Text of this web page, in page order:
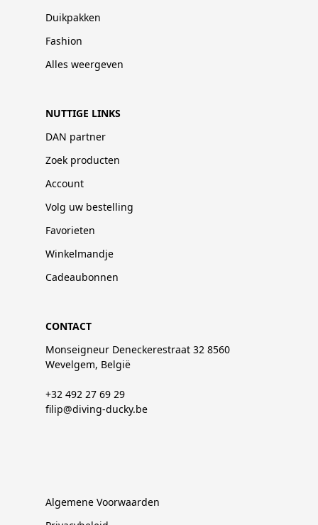
Duikpakken
Fashion
Alles weergeven
NUTTIGE LINKS
DAN partner
Zoek producten
Account
Volg uw bestelling
Favorieten
Winkelmandje
Cadeaubonnen
CONTACT
Monseigneur Deneckerestraat 32 8560
Wevelgem, België
+32 492 27 69 29
filip@diving-ducky.be
Algemene Voorwaarden